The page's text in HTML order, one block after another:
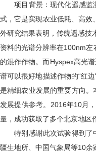
项目背景：现代化遥感监测
式，它是实现农业低耗、高效
外研究结果表明，传统遥感技
资料的光谱分辨率在100nm
的混作作物。而Hyspex高光
谱可以很好地描述作物的“红
是精细农业发展的重要方向
发展提供参考。2016年10月
量，成功获取了多个北京地区
特别感谢此次试验得到了中
疆生地所、中国气象局等10余